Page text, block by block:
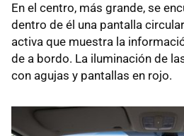
En el centro, más grande, se
dentro de él una pantalla
activa que muestra la
de a bordo. La iluminación de
con agujas y pantallas en rojo.